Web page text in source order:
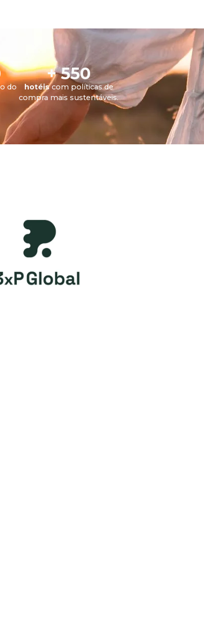
do
+ 550
hotéiscom políticas de
compra mais sustentáveis.